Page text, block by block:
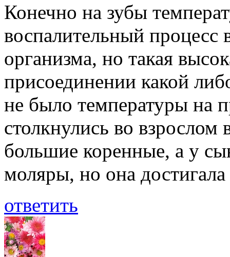
Конечно на зубы
воспалительный процесс
организма, но такая
присоединении какой
не было температуры на
столкнулись во взрослом
большие коренные, а у
моляры, но она
ответить